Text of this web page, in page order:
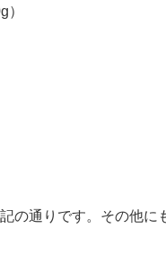
の通りです。その他に